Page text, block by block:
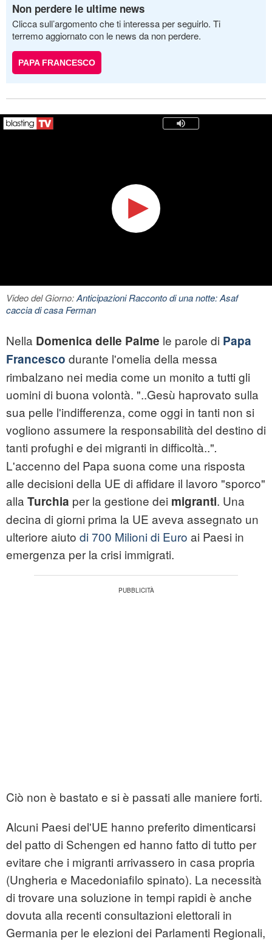
Non perdere le ultime news
Clicca sull’argomento che ti interessa per seguirlo. Ti
terremo aggiornato con le news da non perdere.
PAPA FRANCESCO
Video del Giorno:Anticipazioni Racconto di una notte: Asaf
caccia di casa Ferman
Nella Domenica delle Palme le parole di Papa
Francesco durante l'omelia della messa
rimbalzano nei media come un monito a tutti gli
uomini di buona volontà. "..Gesù haprovato sulla
sua pelle l'indifferenza, come oggi in tanti non si
vogliono assumere la responsabilità del destino di
tanti profughi e dei migranti in difficoltà..".
L'accenno del Papa suona come una risposta
alle decisioni della UE di affidare il lavoro "sporco"
alla Turchia per la gestione dei migranti. Una
decina di giorni prima la UE aveva assegnato un
ulteriore aiuto di 700 Milioni di Euro ai Paesi in
emergenza per la crisi immigrati.
Ciò non è bastato e si è passati alle maniere forti.
Alcuni Paesi del'UE hanno preferito dimenticarsi
del patto di Schengen ed hanno fatto di tutto per
evitare che i migranti arrivassero in casa propria
(Ungheria e Macedoniafilo spinato). La necessità
di trovare una soluzione in tempi rapidi è anche
dovuta alla recenti consultazioni elettorali in
Germania per le elezioni dei Parlamenti Regionali,